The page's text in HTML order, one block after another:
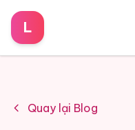
L
Quay lại Blog